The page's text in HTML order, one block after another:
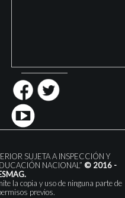
SUJETA A INSPECCIÓN Y
NACIONAL” © 2016 -
la copia y uso de ninguna parte de
previos.